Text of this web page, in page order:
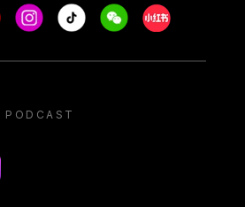
Instagram
Tiktok WeechatXiaohongshu/
podcast